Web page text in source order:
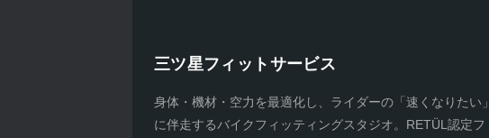
三ツ星フィットサービス
身体・機材・空力を最適化し、ライダーの「速くなりたい」
に伴走するバイクフィッティングスタジオ。RETÜL認定フ